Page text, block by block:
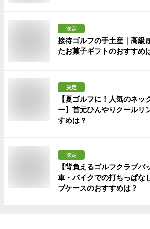
決定
接待ゴルフの手土産｜高級
たお菓子ギフトのおすすめ
決定
【夏ゴルフに！人気のネッ
ー】首元ひんやりクールリ
すめは？
決定
【背負えるゴルフクラブバ
車・バイクでの打ちっぱな
ブケースのおすすめは？